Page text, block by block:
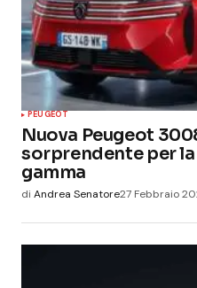
PEUGEOT
Nuova Peugeot
sorprendente per
gamma
di Andrea Senatore27 Febbraio